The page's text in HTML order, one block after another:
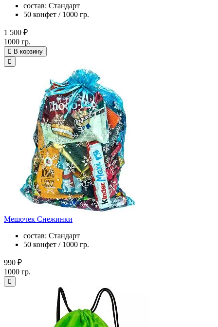
состав: Стандарт
50 конфет / 1000 гр.
1 500 ₽
1000 гр.
В корзину
Мешочек Снежинки
состав: Стандарт
50 конфет / 1000 гр.
990 ₽
1000 гр.